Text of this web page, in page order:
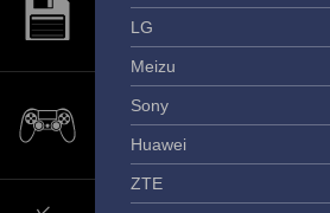
LG
Meizu
Sony
Huawei
ZTE